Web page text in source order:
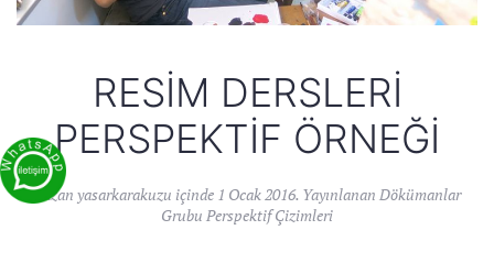
RESIM DERSLERI
PERSPEKTIF ÖRNEĞI
Yazan yasarkarakuzu içinde 1 Ocak 2016. Yayınlanan Dökümanlar
Grubu Perspektif Çizimleri